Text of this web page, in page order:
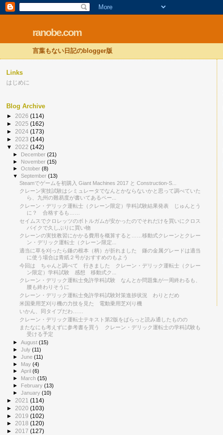
ranobe.com
言葉もない日記のblogger版
Links
はじめに
Blog Archive
► 2026 (114)
► 2025 (162)
► 2024 (173)
► 2023 (144)
▼ 2022 (142)
► December(21)
► November(15)
►October(8)
▼September(13)
Steamでゲームを初購入 Giant Machines 2017 と Construction-S...
クレーン実技試験はシミュレータでなんとかならないかと思って調べていた
ら、九州の難易度が書いてあるペー...
クレーン・デリック運転士（クレーン限定）学科試験結果発表 じゅんとう
に？ 合格するも……
セイムスでクロレッツのボトルガムが安かったのでそれだけを買いにクロス
バイクで久しぶりに買い物
クレーンの実技教習にかかる費用を概算すると……移動式クレーンとクレー
ン・デリック運転士（クレーン限定...
適当に草を刈ったら鎌の根本（柄）が折れました 鎌の金属グレードは適当
に使う場合は青紙２号がおすすめのもよう
今回は ちゃんと調べて 行きました クレーン・デリック運転士（クレー
ン限定）学科試験 感想 移動式ク...
クレーン・デリック運転士免許学科試験 なんとか問題集が一周終わるも、
腰も終わりそうに
クレーン・デリック運転士免許学科試験対策進捗状況 わりとだめ
米国乗用芝刈り機の力技を見た 電動乗用芝刈り機
いかん、同タイプだわ……
クレーン・デリック運転士テキスト第2版をぱらっと読み通したものの
またなにも考えずに参考書を買う クレーン・デリック運転士の学科試験も
受ける予定
►August(15)
►July(11)
►June(11)
► May(4)
►April(6)
► March(15)
► February(13)
►January(10)
► 2021 (114)
► 2020 (103)
► 2019 (102)
► 2018 (120)
► 2017 (127)